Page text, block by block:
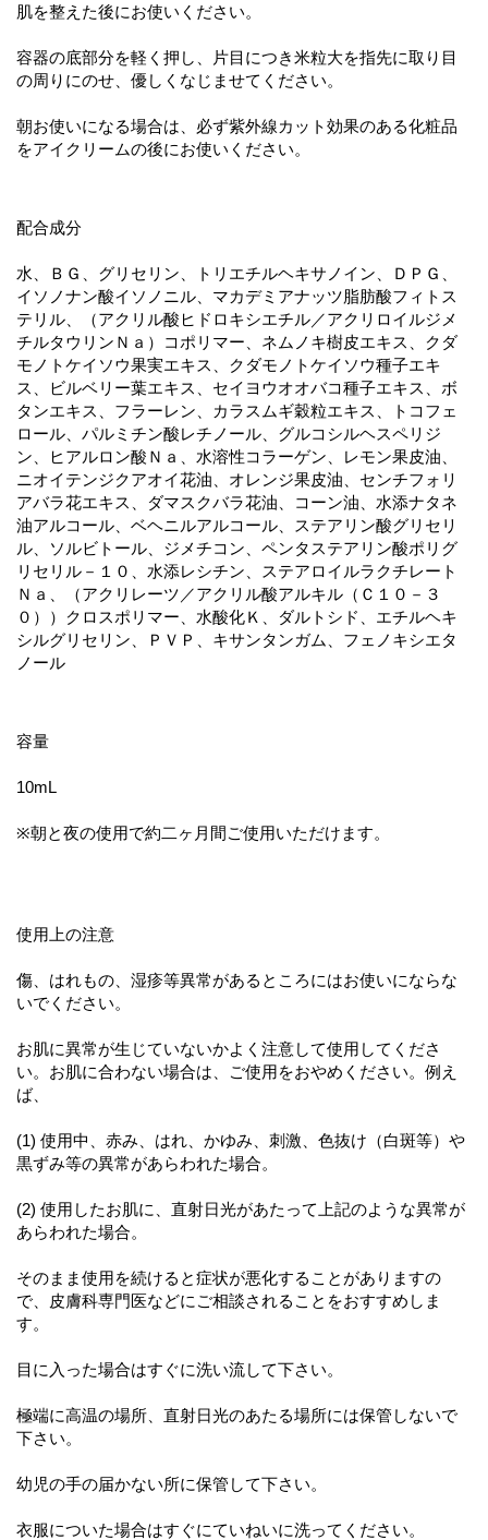
肌を整えた後にお使いください。
容器の底部分を軽く押し、片目につき米粒大を指先に取り目
の周りにのせ、優しくなじませてください。
朝お使いになる場合は、必ず紫外線カット効果のある化粧品
をアイクリームの後にお使いください。
配合成分
水、ＢＧ、グリセリン、トリエチルヘキサノイン、ＤＰＧ、
イソノナン酸イソノニル、マカデミアナッツ脂肪酸フィトス
テリル、（アクリル酸ヒドロキシエチル／アクリロイルジメ
チルタウリンＮａ）コポリマー、ネムノキ樹皮エキス、クダ
モノトケイソウ果実エキス、クダモノトケイソウ種子エキ
ス、ビルベリー葉エキス、セイヨウオオバコ種子エキス、ボ
タンエキス、フラーレン、カラスムギ穀粒エキス、トコフェ
ロール、パルミチン酸レチノール、グルコシルヘスペリジ
ン、ヒアルロン酸Ｎａ、水溶性コラーゲン、レモン果皮油、
ニオイテンジクアオイ花油、オレンジ果皮油、センチフォリ
アバラ花エキス、ダマスクバラ花油、コーン油、水添ナタネ
油アルコール、ベヘニルアルコール、ステアリン酸グリセリ
ル、ソルビトール、ジメチコン、ペンタステアリン酸ポリグ
リセリル－１０、水添レシチン、ステアロイルラクチレート
Ｎａ、（アクリレーツ／アクリル酸アルキル（Ｃ１０－３
０））クロスポリマー、水酸化Ｋ、ダルトシド、エチルヘキ
シルグリセリン、ＰＶＰ、キサンタンガム、フェノキシエタ
ノール
容量
10mL
※朝と夜の使用で約二ヶ月間ご使用いただけます。
使用上の注意
傷、はれもの、湿疹等異常があるところにはお使いにならな
いでください。
お肌に異常が生じていないかよく注意して使用してくださ
い。お肌に合わない場合は、ご使用をおやめください。例え
ば、
(1) 使用中、赤み、はれ、かゆみ、刺激、色抜け（白斑等）や
黒ずみ等の異常があらわれた場合。
(2) 使用したお肌に、直射日光があたって上記のような異常が
あらわれた場合。
そのまま使用を続けると症状が悪化することがありますの
で、皮膚科専門医などにご相談されることをおすすめしま
す。
目に入った場合はすぐに洗い流して下さい。
極端に高温の場所、直射日光のあたる場所には保管しないで
下さい。
幼児の手の届かない所に保管して下さい。
衣服についた場合はすぐにていねいに洗ってください。